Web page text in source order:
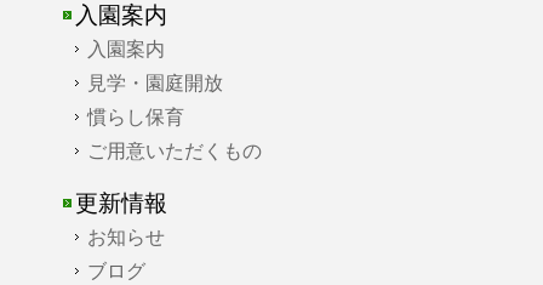
入園案内
入園案内
見学・園庭開放
慣らし保育
ご用意いただくもの
更新情報
お知らせ
ブログ